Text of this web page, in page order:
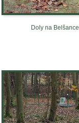
Doly na Belšance